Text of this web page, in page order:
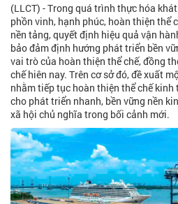
(LLCT) - Trong quá trình thực hóa
phồn vinh, hạnh phúc, hoàn thiện thể
nền tảng, quyết định hiệu quả vận
bảo đảm định hướng phát triển bền
vai trò của hoàn thiện thể chế, đồng
chế hiên nay. Trên cơ sở đó, đề xuất
nhằm tiếp tục hoàn thiện thể chế kinh
cho phát triển nhanh, bền vững nền
xã hội chủ nghĩa trong bối cảnh mới.